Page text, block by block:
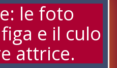
le foto
e il culo
attrice.